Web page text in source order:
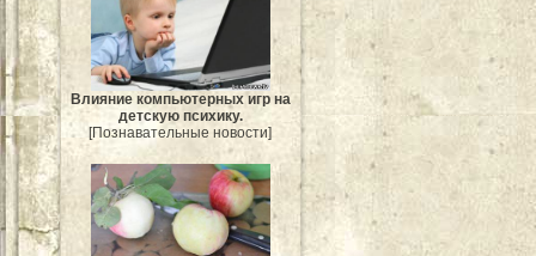
Влияние компьютерных игр на
детскую психику.
[Познавательные новости]